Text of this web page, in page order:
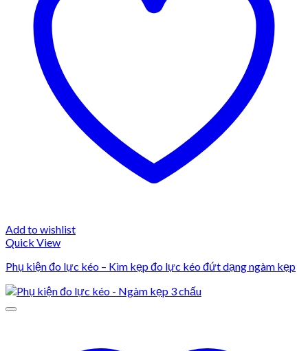
Add to wishlist
Quick View
Phụ kiện đo lực kéo – Kìm kẹp đo lực kéo đứt dạng ngàm kẹp